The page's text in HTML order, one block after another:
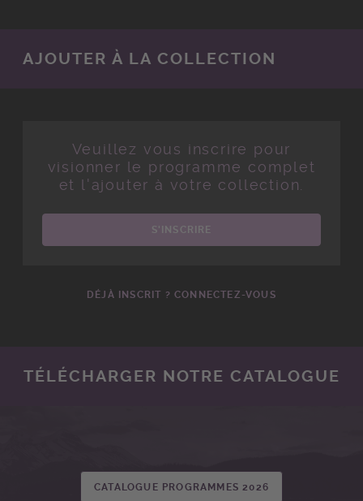
AJOUTER À LA COLLECTION
Veuillez vous inscrire pour
visionner le programme complet
et l'ajouter à votre collection.
S'INSCRIRE
DÉJÀ INSCRIT ? CONNECTEZ-VOUS
TÉLÉCHARGER NOTRE CATALOGUE
CATALOGUE PROGRAMMES 2026